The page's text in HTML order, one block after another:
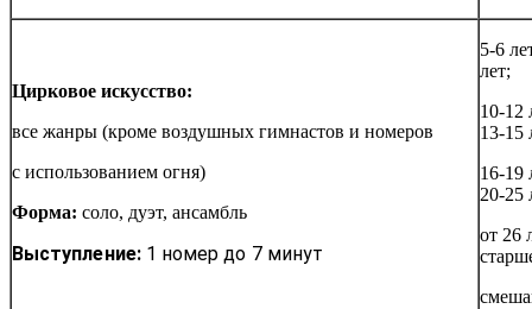
Цирковое искусство:
все жанры (кроме воздушных гимнастов и номеров
с использованием огня)
Форма: соло, дуэт, ансамбль
Выступление:1 номер до 7 минут
5-6
лет;
10-12
13-15
16-19
20-25
от 26